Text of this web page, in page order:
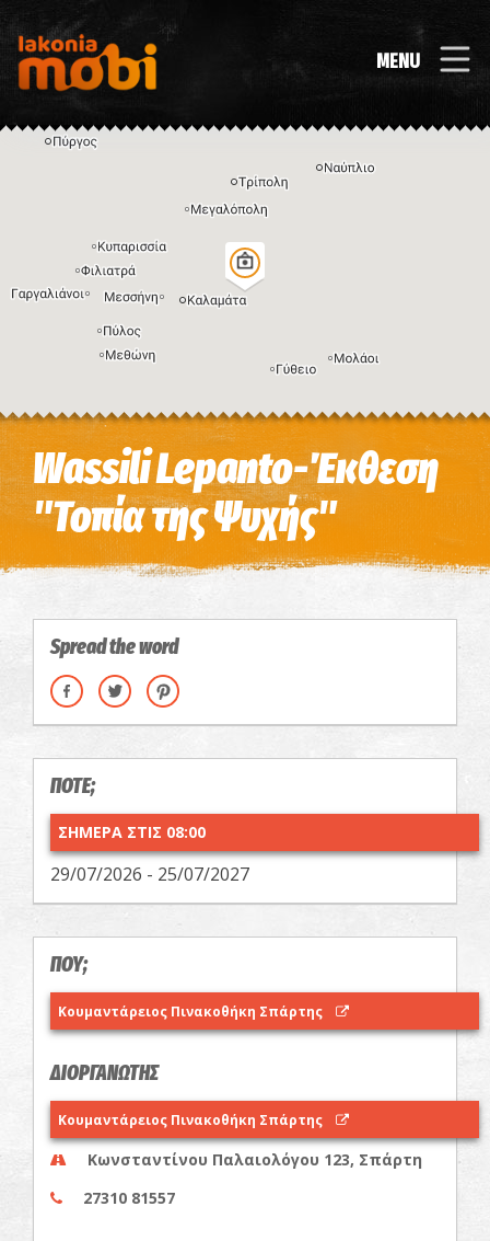
MENU
Η εικόνα ενδέχεται να υπόκειται σε πνευματικά δικαιώματα Όροι
Wassili Lepanto-Έκθεση
"Τοπία της Ψυχής"
Spread the word
ΠΟΤΕ;
ΣΗΜΕΡΑ ΣΤΙΣ 08:00
29/07/2026 - 25/07/2027
ΠΟΥ;
Κουμαντάρειος Πινακοθήκη Σπάρτης
ΔΙΟΡΓΑΝΩΤΗΣ
Κουμαντάρειος Πινακοθήκη Σπάρτης
Κωνσταντίνου Παλαιολόγου 123, Σπάρτη
27310 81557